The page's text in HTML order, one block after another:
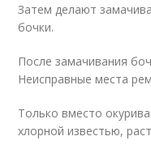
Затем делают
бочки.
После замачивания
Неисправные места
Только вместо
хлорной известью,